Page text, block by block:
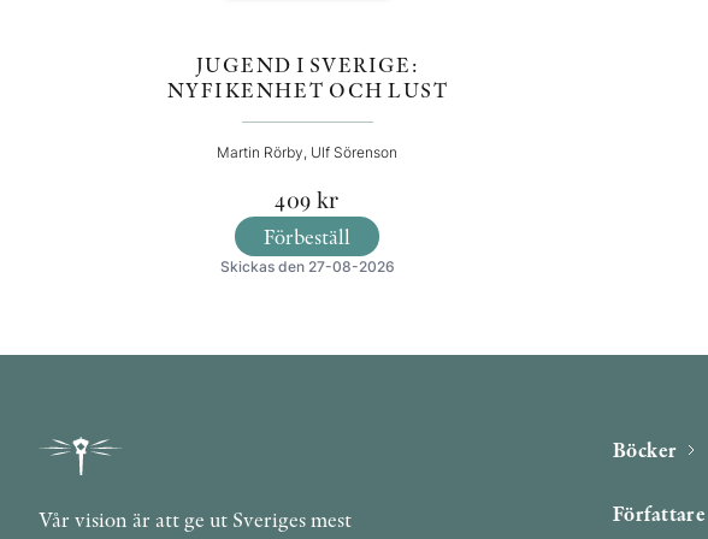
JUGEND I SVERIGE:
NYFIKENHET OCH LUST
Martin Rörby, Ulf Sörenson
409 kr
Förbeställ
Skickas den 27-08-2026
Vår vision är att ge ut Sveriges mest
Böcker
Författare